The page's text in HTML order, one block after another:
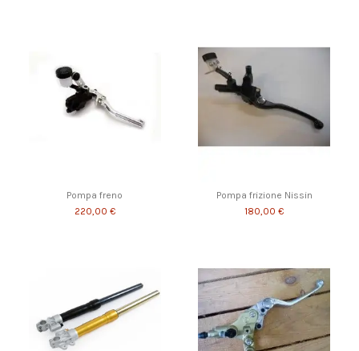
Pompa freno
220,00 €
Pompa frizione Nissin
180,00 €